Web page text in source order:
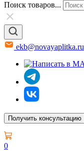
Поиск товаров...
ekb@novayaplitka.ru
Получить консультацию
0